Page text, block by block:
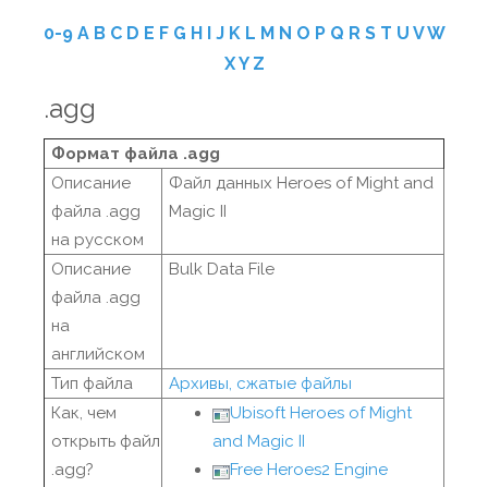
0-9 A B C D E F G H I J K L M N O P Q R S T U VW
XY Z
.agg
Формат файла .agg
Описание
файла .agg
на русском
Файл данных Heroes of Might and
Magic II
Описание
файла .agg
на
английском
Bulk Data File
Тип файла
Архивы, сжатые файлы
Как, чем
открыть файл
.agg?
Ubisoft Heroes of Might
and Magic II
Free Heroes2 Engine